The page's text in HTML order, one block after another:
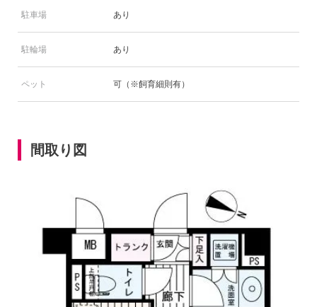
駐車場 あり
駐輪場 あり
ペット 可（※飼育細則有）
間取り図